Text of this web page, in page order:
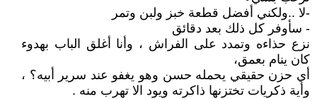
-لا ..ولكني أفضل قطعة خبز ولبن وتمر
- سأوفر كل ذلك بعد دقائق
نزع حذاءه وتمدد على الفراش ، وأنا أغلق الباب بهدوء
كان ينام بعمق،
أي حزن حقيقي يحمله حسن وهو يغفو عند سرير أبيه؟ ،
وأية ذكريات تختزنها ذاكرته ويود الا تهرب منه .